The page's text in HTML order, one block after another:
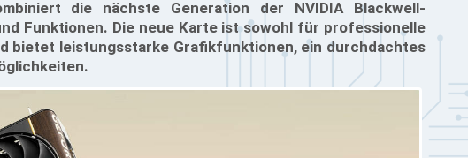
die nächste Generation der NVIDIA Blackwell-
Funktionen. Die neue Karte ist sowohl für professionelle
bietet leistungsstarke Grafikfunktionen, ein durchdachtes